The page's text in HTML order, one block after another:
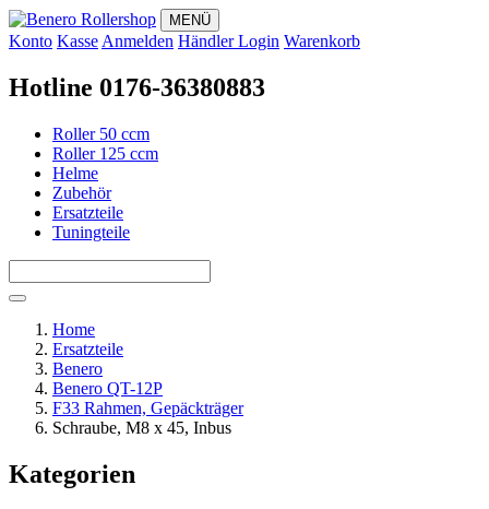
MENÜ
Konto Kasse Anmelden Händler Login Warenkorb
Hotline 0176-36380883
Roller 50 ccm
Roller 125 ccm
Helme
Zubehör
Ersatzteile
Tuningteile
Home
Ersatzteile
Benero
Benero QT-12P
F33 Rahmen, Gepäckträger
Schraube, M8 x 45, Inbus
Kategorien